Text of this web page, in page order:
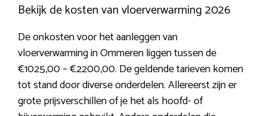
Bekijk de kosten van vloerverwarming 2026
De onkosten voor het aanleggen van
vloerverwarming in Ommeren liggen tussen de
€1025,00 – €2200,00. De geldende tarieven komen
tot stand door diverse onderdelen. Allereerst zijn er
grote prijsverschillen of je het als hoofd- of